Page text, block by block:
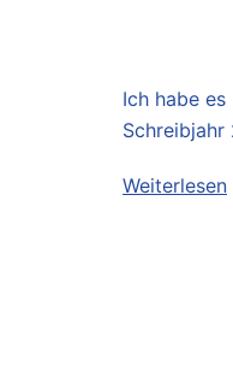
Ich habe
Weiterlesen